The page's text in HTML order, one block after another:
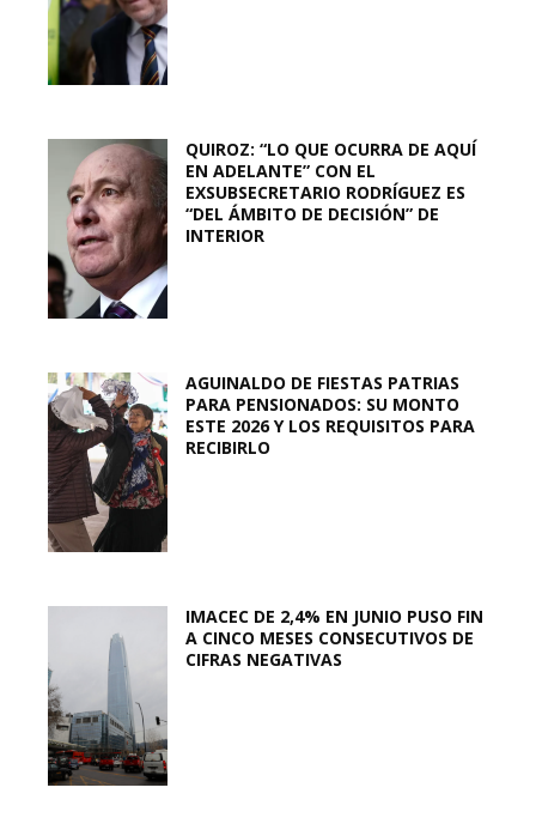
QUIROZ: “LO QUE OCURRA DE AQUÍ
EN ADELANTE” CON EL
EXSUBSECRETARIO RODRÍGUEZ ES
“DEL ÁMBITO DE DECISIÓN” DE
INTERIOR
AGUINALDO DE FIESTAS PATRIAS
PARA PENSIONADOS: SU MONTO
ESTE 2026 Y LOS REQUISITOS PARA
RECIBIRLO
IMACEC DE 2,4% EN JUNIO PUSO FIN
A CINCO MESES CONSECUTIVOS DE
CIFRAS NEGATIVAS